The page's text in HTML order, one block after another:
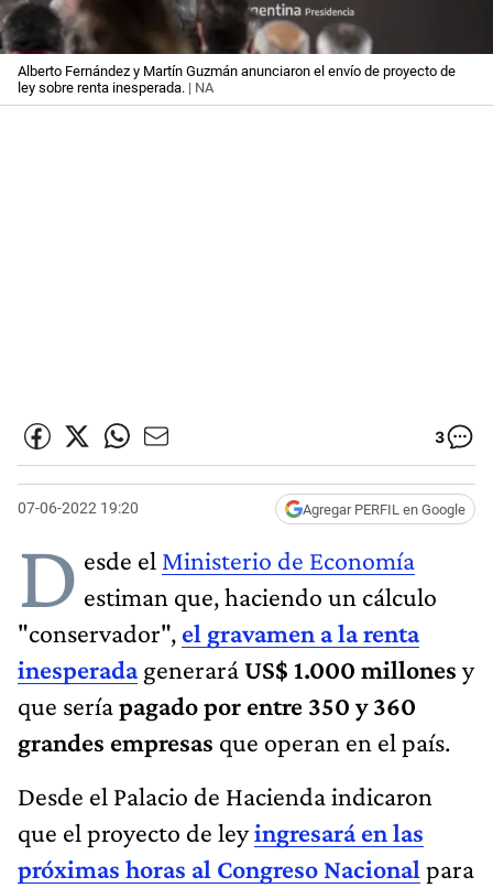
Alberto Fernández y Martín Guzmán anunciaron el envío de proyecto de
ley sobre renta inesperada. | NA
3
07-06-2022 19:20 Agregar PERFIL en Google
D esde el Ministerio de Economía
estiman que, haciendo un cálculo
"conservador", el gravamen a la renta
inesperadageneraráUS$ 1.000 millones y
que seríapagado por entre 350 y 360
grandes empresas que operan en el país.
Desde el Palacio de Hacienda indicaron
que el proyecto de leyingresará en las
próximas horas al Congreso Nacional para